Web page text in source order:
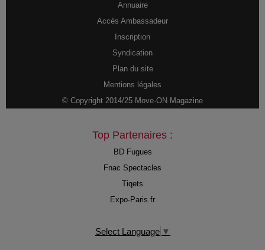
Annuaire
Accès Ambassadeur
Inscription
Syndication
Plan du site
Mentions légales
© Copyright 2014/25 Move-ON Magazine
Top Partenaires :
BD Fugues
Fnac Spectacles
Tiqets
Expo-Paris.fr
Select Language ▼